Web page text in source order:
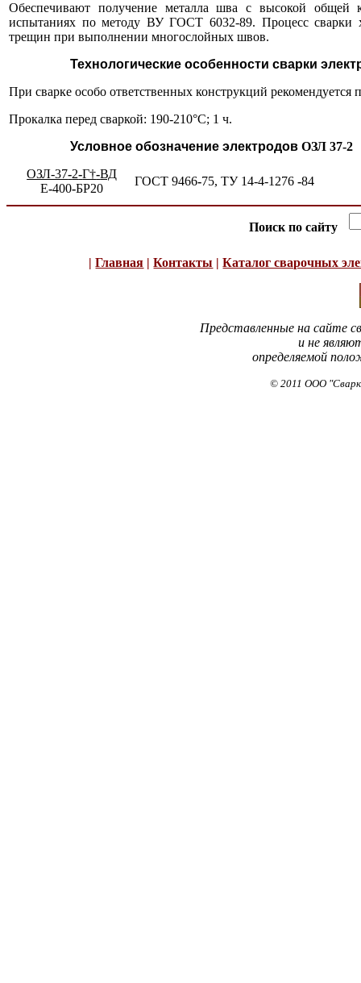
Обеспечивают получение металла шва с высокой общей
испытаниях по методу ВУ ГОСТ 6032-89. Процесс сварки
трещин при выполнении многослойных швов.
Технологические особенности сварки
При сварке особо ответственных конструкций
Прокалка перед сваркой: 190-210°С; 1 ч.
Условное обозначение электродовОЗЛ 37-2
ОЗЛ-37-2-Г†-ВД
ГОСТ 9466-75, ТУ 14-4-1276-84
Е-400-БР20
Поиск по сайту
| Главная | Контакты | Каталог сварочных
Представленные на сайте
и не
определяемой
© 2011 ООО